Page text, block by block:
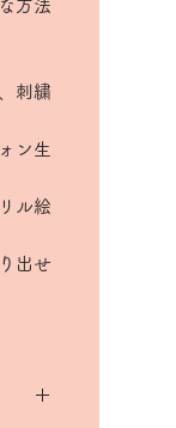
方法
刺繍
生
ル絵
出せ